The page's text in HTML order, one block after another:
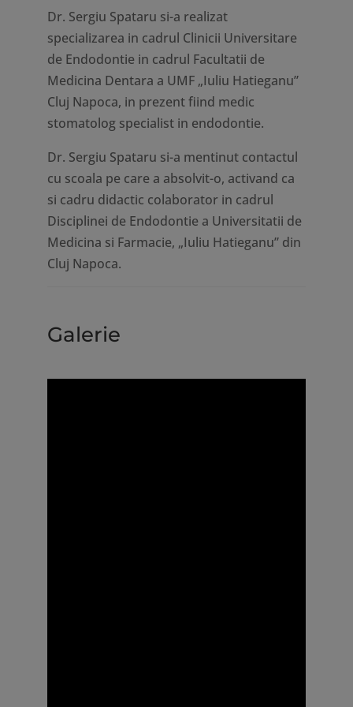
Dr. Sergiu Spataru si-a realizat
specializarea in cadrul Clinicii Universitare
de Endodontie in cadrul Facultatii de
Medicina Dentara a UMF „Iuliu Hatieganu”
Cluj Napoca, in prezent fiind medic
stomatolog specialist in endodontie.
Dr. Sergiu Spataru si-a mentinut contactul
cu scoala pe care a absolvit-o, activand ca
si cadru didactic colaborator in cadrul
Disciplinei de Endodontie a Universitatii de
Medicina si Farmacie, „Iuliu Hatieganu” din
Cluj Napoca.
Galerie